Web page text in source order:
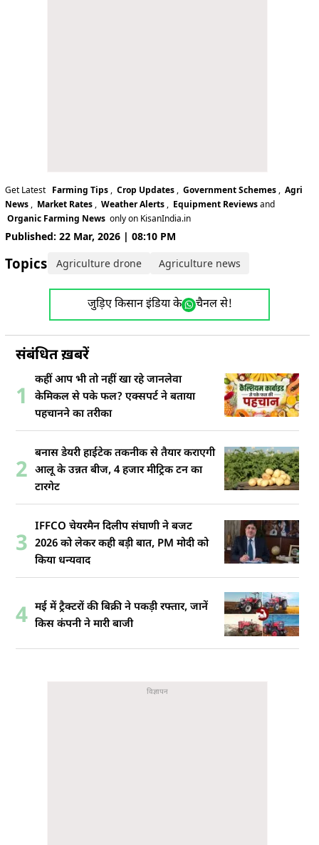
Get Latest Farming Tips , Crop Updates , Government Schemes , Agri
News , Market Rates , Weather Alerts , Equipment Reviewsand
Organic Farming News only on KisanIndia.in
Published: 22 Mar, 2026 | 08:10 PM
Topics: Agriculture drone Agriculture news
जुड़िए किसान इंडिया के चैनल से!
संबंधित ख़बरें
1
कहीं आप भी तो नहीं खा रहे जानलेवा
केमिकल से पके फल? एक्सपर्ट ने बताया
पहचानने का तरीका
2
बनास डेयरी हाईटेक तकनीक से तैयार कराएगी
आलू के उन्नत बीज, 4 हजार मीट्रिक टन का
टारगेट
3
IFFCO चेयरमैन दिलीप संघाणी ने बजट
2026 को लेकर कही बड़ी बात, PM मोदी को
किया धन्यवाद
4 मई में ट्रैक्टरों की बिक्री ने पकड़ी रफ्तार, जानें
किस कंपनी ने मारी बाजी